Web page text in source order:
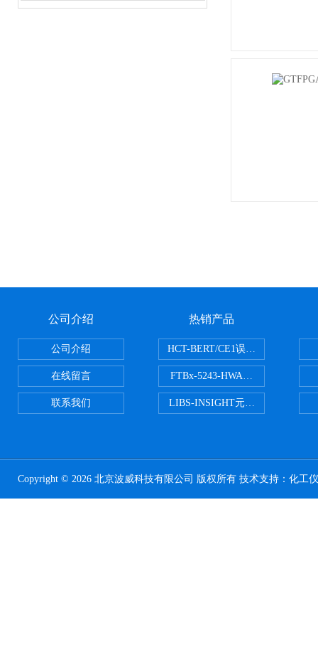
公司介绍
公司介绍
在线留言
联系我们
热销产品
HCT-BERT/CE1误码测试仪
FTBx-5243-HWA光谱分析仪
LIBS-INSIGHT元素光谱分析仪
Copyright © 2026 北京波威科技有限公司 版权所有 技术支持： 化工